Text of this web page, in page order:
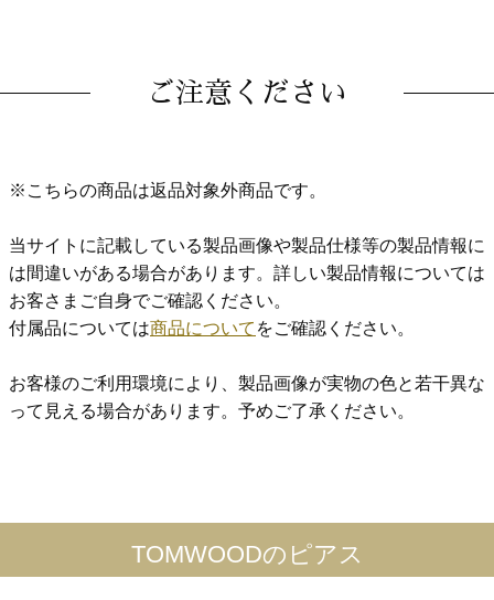
ご注意ください
※こちらの商品は返品対象外商品です。
当サイトに記載している製品画像や製品仕様等の製品情報に
は間違いがある場合があります。詳しい製品情報については
お客さまご自身でご確認ください。
付属品については商品について をご確認ください。
お客様のご利用環境により、製品画像が実物の色と若干異な
って見える場合があります。予めご了承ください。
TOMWOODのピアス